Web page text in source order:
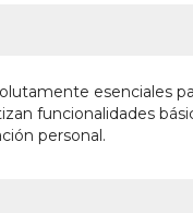
esenciales
funcionalidades
personal.